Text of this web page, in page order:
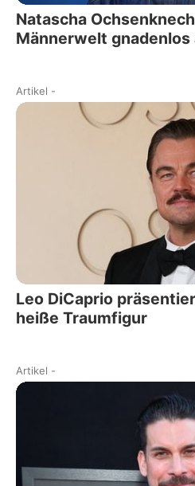
Natascha
Männerwelt gnadenlos
Artikel -
Leo DiCaprio
heiße Traumfigur
Artikel -